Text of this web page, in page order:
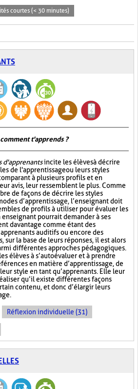
courtes (< 30 minutes)
comment t'apprends ?
d'apprenantsincite les élèves à décrire
de l'apprentissage ou leurs styles
à plusieurs profils et en
avis, leur ressemblent le plus. Comme
de façons de décrire les styles
d’apprentissage, l’enseignant doit
de profils à utiliser pour évaluer les
pourrait demander à ses
davantage comme étant des
auditifs ou encore des
sur la base de leurs réponses, il est alors
différentes approches pédagogiques.
élèves à s’autoévaluer et à prendre
en matière d’apprentissage, de
style en tant qu’apprenants. Elle leur
qu’il existe différentes façons
contenu, et donc d’élargir leurs
Réflexion individuelle (31)